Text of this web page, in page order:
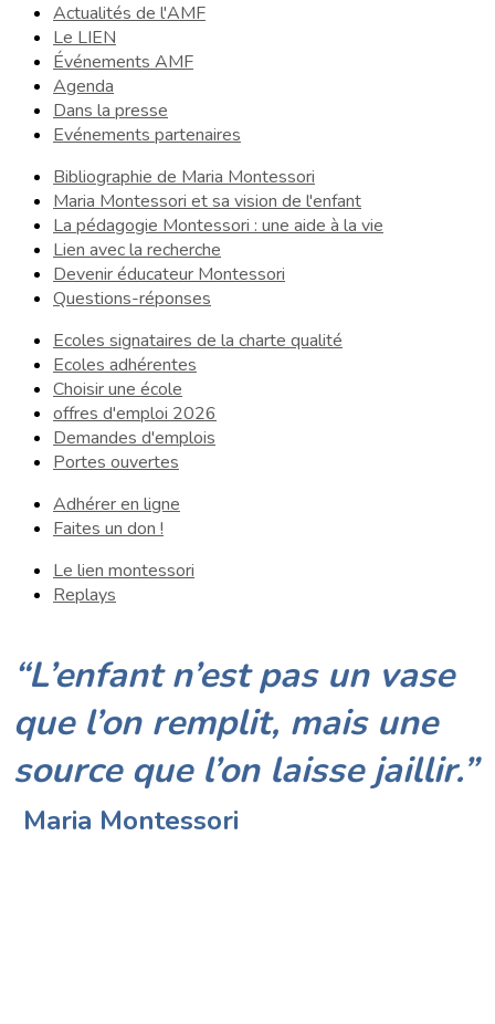
Actualités de l'AMF
Le LIEN
Événements AMF
Agenda
Dans la presse
Evénements partenaires
Bibliographie de Maria Montessori
Maria Montessori et sa vision de l'enfant
La pédagogie Montessori : une aide à la vie
Lien avec la recherche
Devenir éducateur Montessori
Questions-réponses
Ecoles signataires de la charte qualité
Ecoles adhérentes
Choisir une école
offres d'emploi 2026
Demandes d'emplois
Portes ouvertes
Adhérer en ligne
Faites un don !
Le lien montessori
Replays
“L’enfant n’est pas un vase
que l’on remplit, mais une
source que l’on laisse jaillir.”
Maria Montessori